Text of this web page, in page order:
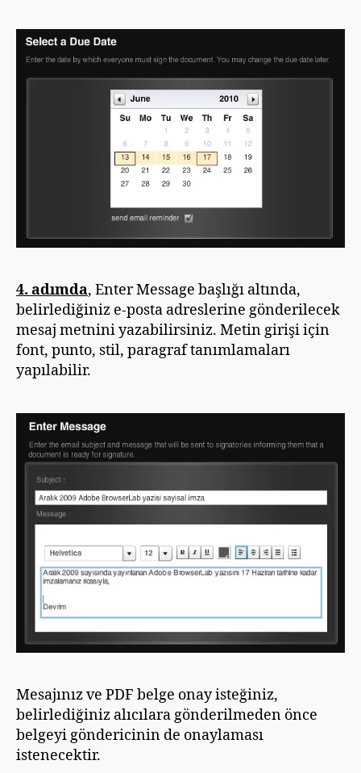
4. adımda, Enter Message başlığı altında,
belirlediğiniz e-posta adreslerine gönderilecek
mesaj metnini yazabilirsiniz. Metin girişi için
font, punto, stil, paragraf tanımlamaları
yapılabilir.
Mesajınız ve PDF belge onay isteğiniz,
belirlediğiniz alıcılara gönderilmeden önce
belgeyi göndericinin de onaylaması
istenecektir.